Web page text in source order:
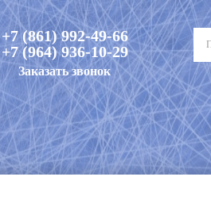
+7 (861) 992-49-66
+7 (964) 936-10-29
Заказать звонок